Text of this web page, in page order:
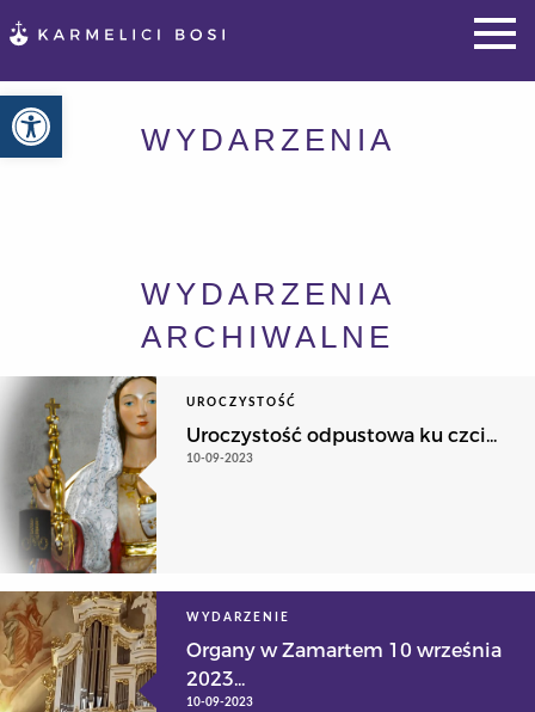
Otwórz pasek narzędzi
WYDARZENIA
WYDARZENIA
ARCHIWALNE
UROCZYSTOŚĆ
Uroczystość odpustowa ku czci...
10-09-2023
WYDARZENIE
Organy w Zamartem 10 września
2023...
10-09-2023